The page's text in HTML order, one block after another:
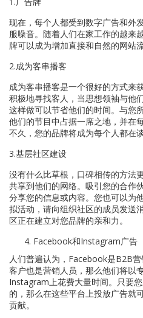
现在，每个人都受到数字广告和外
服噪音。随着人们在家工作的越来
牌可以成为增加直接和自然的网站
2.成为客串播客
成为客串播客是一个很好的方式来
积极地寻找客人，当思想领袖与他
这样做可以节省他们的时间。与您
他们的节目中占据一席之地，并在
不久，您的品牌将成为每个人都在谈
3.基层社区建设
没有什么比草根，口碑相传的方法
共享到他们的网络。吸引您的合作
分享您的信息或内容。您也可以为
拟活动，请向组织社区的成员发送
区正在建立对您品牌的亲和力。
Facebook和Instagram广告
人们普遍认为，Facebook是B2B
客户也是营销人员，那么他们将以
Instagram上花费大量时间。只要
的，那么在这些平台上投放广告就
贡献。